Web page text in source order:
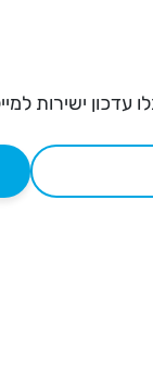
ישירות